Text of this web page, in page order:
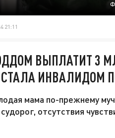
21:11
ВЫПЛАТИТ 3
ИНВАЛИДОМ
мама по-прежнему
отсутствия